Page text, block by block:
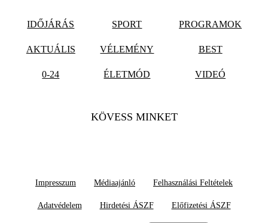
IDŐJÁRÁS SPORT PROGRAMOK
AKTUÁLIS VÉLEMÉNY BEST
0-24 ÉLETMÓD VIDEÓ
KÖVESS MINKET
Impresszum Médiaajánló Felhasználási Feltételek
Adatvédelem Hirdetési ÁSZF Előfizetési ÁSZF